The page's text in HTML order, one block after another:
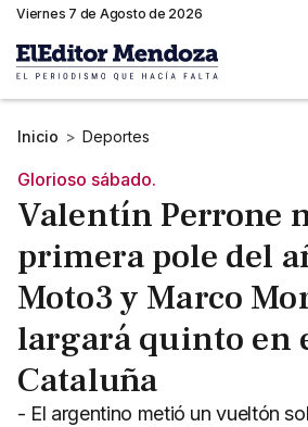
Viernes 7 de Agosto de 2026
Inicio > Deportes
Glorioso sábado.
Valentín Perrone
primera pole del
Moto3 y Marco
largará quinto en
Cataluña
- El argentino metió un vueltón